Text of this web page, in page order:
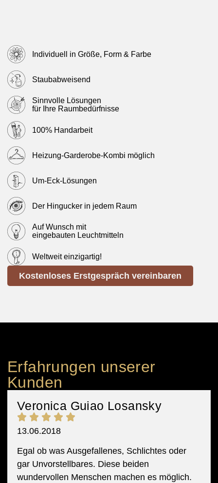
Individuell in Größe, Form & Farbe
Staubabweisend
Sinnvolle Lösungen
für Ihre Raumbedürfnisse
100% Handarbeit
Heizung-Garderobe-Kombi möglich
Um-Eck-Lösungen
Der Hingucker in jedem Raum
Auf Wunsch mit
eingebauten Leuchtmitteln
Weltweit einzigartig!
Kostenloses Erstgespräch vereinbaren
Erfahrungen unserer
Kunden
Veronica Guiao Losansky
13.06.2018
Egal ob was Ausgefallenes, Schlichtes oder
gar Unvorstellbares. Diese beiden
wundervollen Menschen machen es möglich.